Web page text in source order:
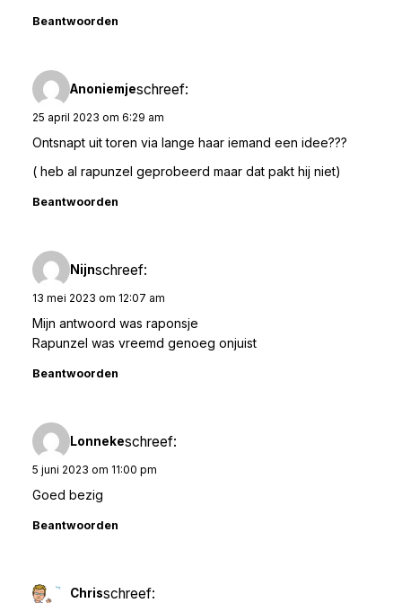
Beantwoorden
Anoniemjeschreef:
25 april 2023 om 6:29 am
Ontsnapt uit toren via lange haar iemand een idee???
( heb al rapunzel geprobeerd maar dat pakt hij niet)
Beantwoorden
Nijnschreef:
13 mei 2023 om 12:07 am
Mijn antwoord was raponsje
Rapunzel was vreemd genoeg onjuist
Beantwoorden
Lonnekeschreef:
5 juni 2023 om 11:00 pm
Goed bezig
Beantwoorden
Chrisschreef: